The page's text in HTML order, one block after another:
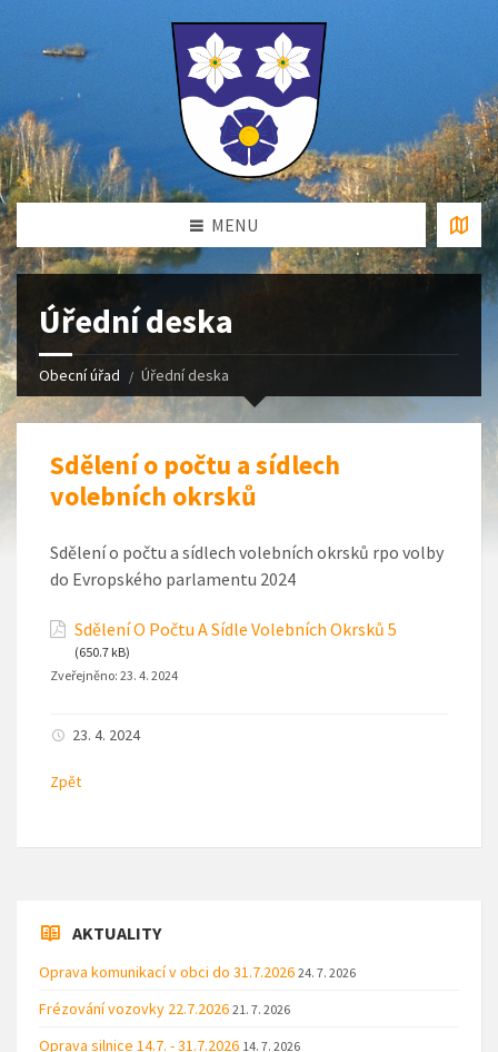
MENU
Úřední deska
Obecní úřad Úřední deska
Sdělení o počtu a sídlech
volebních okrsků
Sdělení o počtu a sídlech volebních okrsků rpo volby
do Evropského parlamentu 2024
Sdělení O Počtu A Sídle Volebních Okrsků 5
(650.7 kB)
Zveřejněno: 23. 4. 2024
23. 4. 2024
Zpět
AKTUALITY
Oprava komunikací v obci do 31.7.2026 24. 7. 2026
Frézování vozovky 22.7.2026 21. 7. 2026
Oprava silnice 14.7. - 31.7.2026 14. 7. 2026